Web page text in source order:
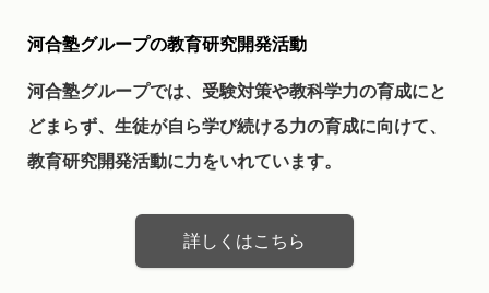
河合塾グループの教育研究開発活動
河合塾グループでは、受験対策や教科学力の育成にと
どまらず、生徒が自ら学び続ける力の育成に向けて、
教育研究開発活動に力をいれています。
詳しくはこちら